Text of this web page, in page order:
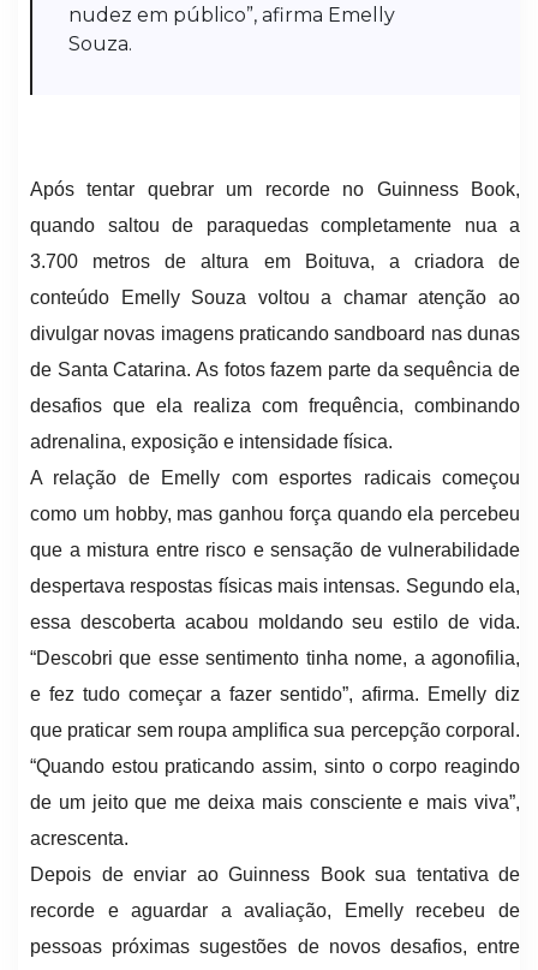
nudez em público”, afirma Emelly
Souza.
Após tentar quebrar um recorde no Guinness Book,
quando saltou de paraquedas completamente nua a
3.700 metros de altura em Boituva, a criadora de
conteúdo Emelly Souza voltou a chamar atenção ao
divulgar novas imagens praticando sandboard nas dunas
de Santa Catarina. As fotos fazem parte da sequência de
desafios que ela realiza com frequência, combinando
adrenalina, exposição e intensidade física.
A relação de Emelly com esportes radicais começou
como um hobby, mas ganhou força quando ela percebeu
que a mistura entre risco e sensação de vulnerabilidade
despertava respostas físicas mais intensas. Segundo ela,
essa descoberta acabou moldando seu estilo de vida.
“Descobri que esse sentimento tinha nome, a agonofilia,
e fez tudo começar a fazer sentido”, afirma. Emelly diz
que praticar sem roupa amplifica sua percepção corporal.
“Quando estou praticando assim, sinto o corpo reagindo
de um jeito que me deixa mais consciente e mais viva”,
acrescenta.
Depois de enviar ao Guinness Book sua tentativa de
recorde e aguardar a avaliação, Emelly recebeu de
pessoas próximas sugestões de novos desafios, entre